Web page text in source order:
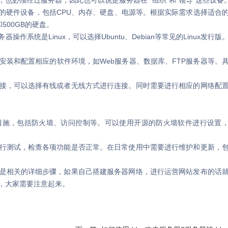
设备，包括CPU、内存、硬盘、电源等。根据实际需求选择适合
的硬盘。
作系统是Linux，可以选择Ubuntu、Debian等常见的Linux发行版
和配置相应的软件环境，如Web服务器、数据库、FTP服务器等。
以选择有线或者无线方式进行连接。同时需要进行相应的网络配
包括防火墙、访问控制等。可以使用开源的防火墙软件进行设置
，检查各项功能是否正常。在日常使用中需要进行维护和更新，
的详细步骤，如果自己搭建服务器网络，进行运营网站发布的话
家需要注意起来。